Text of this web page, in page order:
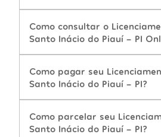
Como consultar o
Santo Inácio do Piauí - PI
Como pagar seu
Santo Inácio do Piauí - PI?
Como parcelar seu
Santo Inácio do Piauí - PI?